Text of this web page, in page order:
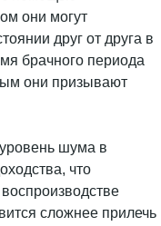
они могут
друг от друга в
брачного периода
они призывают
шума в
что
сложнее прилечь